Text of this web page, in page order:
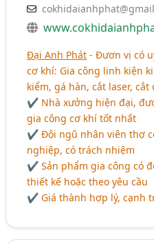
Đại Anh Phát - Đươn vị có
cơ khí: Gia công linh kiện
kiểm, gá hàn, cắt laser, cắt
✔ Nhà xưởng hiện đại,
gia công cơ khí tốt nhất
✔ Đội ngũ nhân viên thợ
nghiệp, có trách nhiệm
✔ Sản phẩm gia công có
thiết kế hoặc theo yêu cầu
✔ Giá thành hợp lý, cạnh